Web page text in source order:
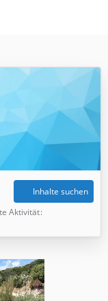
Inhalte suchen
Aktivität